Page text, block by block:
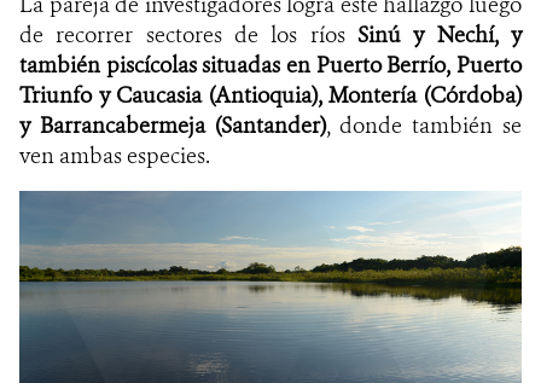
de recorrer sectores de los ríos Sinú y Nechí, y
también piscícolas situadas en Puerto Berrío, Puerto
Triunfo y Caucasia (Antioquia), Montería (Córdoba)
y Barrancabermeja (Santander), donde también se
ven ambas especies.